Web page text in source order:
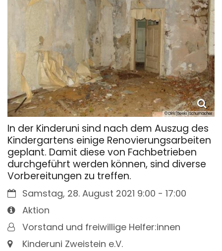
© Dirk(Beeki)Schumacher
In der Kinderuni sind nach dem Auszug des
Kindergartens einige Renovierungsarbeiten
geplant. Damit diese von Fachbetrieben
durchgeführt werden können, sind diverse
Vorbereitungen zu treffen.
Datum:Samstag, 28. August 2021 9:00 - 17:00
Art bzw. Nummer:
Aktion
Von:Vorstand und freiwillige Helfer:innen
Ort: Kinderuni Zweistein e.V.